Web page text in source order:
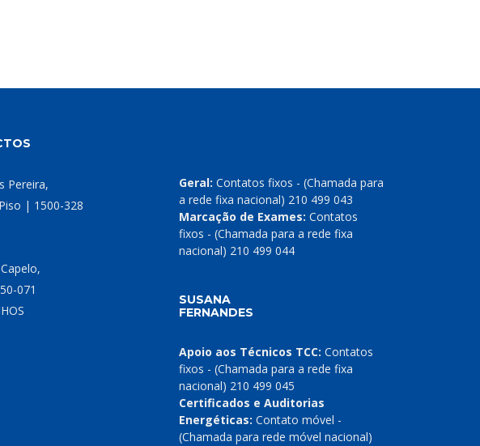
Pereira,
| 1500-328
071
Geral: Contatos fixos - (Chamada para
a rede fixa nacional) 210 499 043
Marcação de Exames: Contatos
fixos - (Chamada para a rede fixa
nacional) 210 499 044
SUSANA
FERNANDES
Apoio aos Técnicos TCC: Contatos
fixos - (Chamada para a rede fixa
nacional) 210 499 045
Certificados e Auditorias
Energéticas: Contato móvel -
(Chamada para rede móvel nacional)